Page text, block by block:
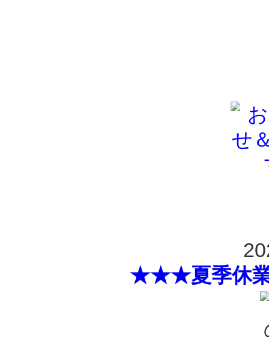
★★★夏季休